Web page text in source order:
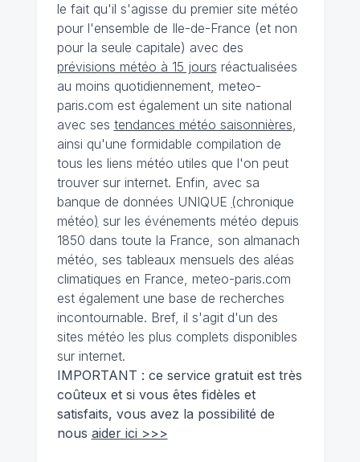
le fait qu'il s'agisse du premier site météo
pour l'ensemble de Ile-de-France (et non
pour la seule capitale) avec des
prévisions météo à 15 jours réactualisées
au moins quotidiennement, meteo-
paris.com est également un site national
avec ses tendances météo saisonnières,
ainsi qu'une formidable compilation de
tous les liens météo utiles que l'on peut
trouver sur internet. Enfin, avec sa
banque de données UNIQUE (chronique
météo) sur les événements météo depuis
1850 dans toute la France, son almanach
météo, ses tableaux mensuels des aléas
climatiques en France, meteo-paris.com
est également une base de recherches
incontournable. Bref, il s'agit d'un des
sites météo les plus complets disponibles
sur internet.
IMPORTANT : ce service gratuit est très
coûteux et si vous êtes fidèles et
satisfaits, vous avez la possibilité de
nous aider ici >>>